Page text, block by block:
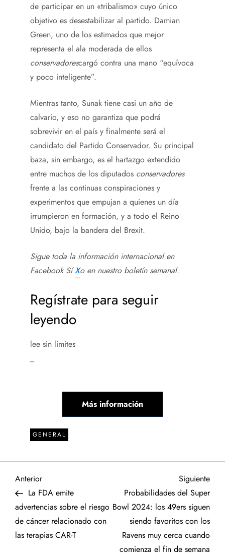
de participar en un «tribalismo» cuyo único
objetivo es desestabilizar al partido. Damian
Green, uno de los estimados que mejor
representa el ala moderada de ellos
conservadorescargó contra una mano “equívoca
y poco inteligente”.
Mientras tanto, Sunak tiene casi un año de
calvario, y eso no garantiza que podrá
sobrevivir en el país y finalmente será el
candidato del Partido Conservador. Su principal
baza, sin embargo, es el hartazgo extendido
entre muchos de los diputados conservadores
frente a las continuas conspiraciones y
experimentos que empujan a quienes un día
irrumpieron en formación, y a todo el Reino
Unido, bajo la bandera del Brexit.
Sigue toda la información internacional en
FacebookSíXo en nuestro boletín semanal.
Regístrate para seguir
leyendo
lee sin limites
Más información
GENERAL
N
a
v
Entrada
anterior
Anterior
La FDA emite
advertencias sobre el riesgo
de cáncer relacionado con
las terapias CAR-T
Siguiente
Probabilidades del Super
Bowl 2024: los 49ers siguen
siendo favoritos con los
Ravens muy cerca cuando
comienza el fin de semana